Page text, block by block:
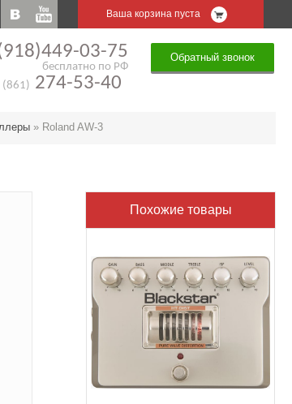
Ваша корзина пуста
03-75
бесплатно по РФ
(861) 274-53-40
Обратный звонок
» Roland AW-3
Похожие товары